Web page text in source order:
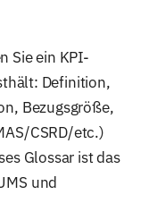
Sie ein KPI-
Definition,
Bezugsgröße,
CSRD/etc.)
Glossar ist das
und